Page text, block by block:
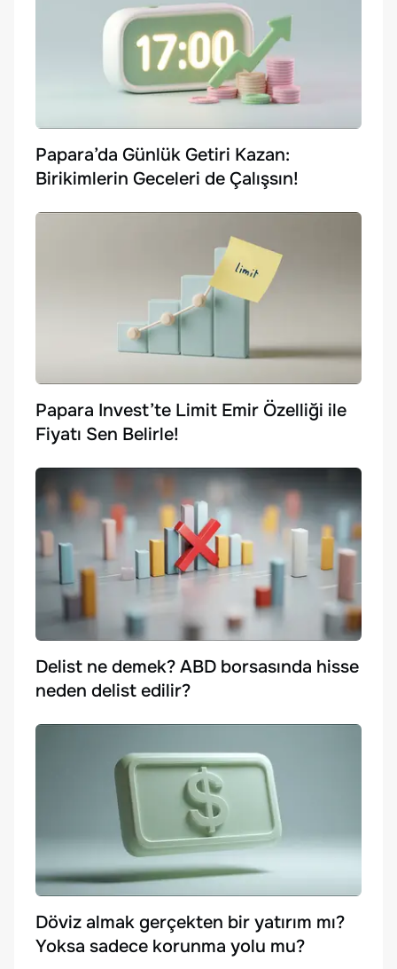
Papara’da Günlük Getiri Kazan:
Birikimlerin Geceleri de Çalışsın!
Papara Invest’te Limit Emir Özelliği ile
Fiyatı Sen Belirle!
Delist ne demek? ABD borsasında hisse
neden delist edilir?
Döviz almak gerçekten bir yatırım mı?
Yoksa sadece korunma yolu mu?